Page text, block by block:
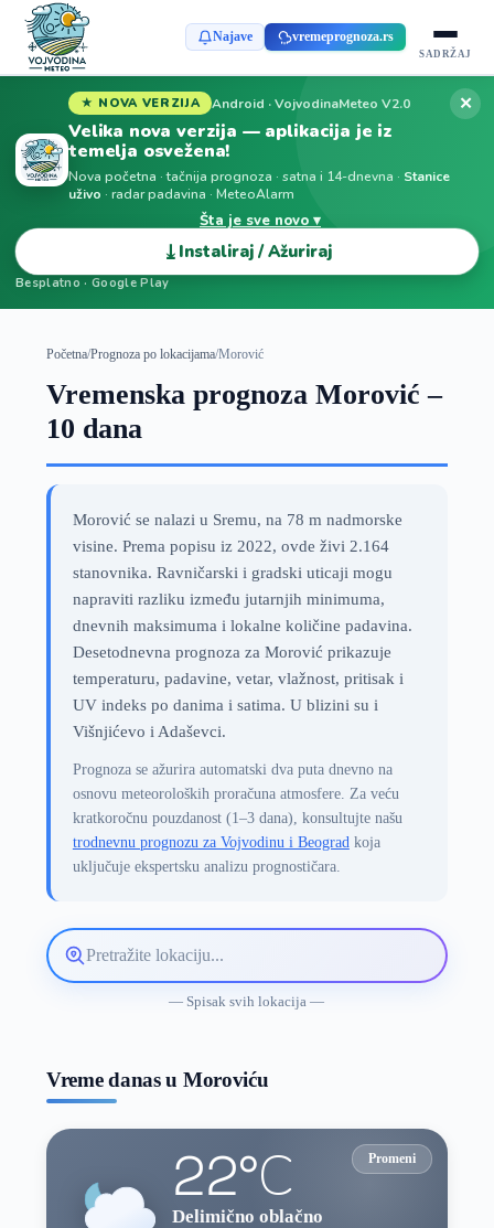
Najave vremeprognoza.rs
SADRŽAJ
★ NOVA VERZIJA Android · VojvodinaMeteo V2.0
Velika nova verzija — aplikacija je iz
temelja osvežena!
Nova početna · tačnija prognoza · satna i 14-dnevna · Stanice
uživo · radar padavina · MeteoAlarm
Šta je sve novo ▾
⤓ Instaliraj / Ažuriraj
Besplatno · Google Play
✕
Početna/Prognoza po lokacijama/Morović
Vremenska prognoza Morović –
10 dana
Morović se nalazi u Sremu, na 78 m nadmorske
visine. Prema popisu iz 2022, ovde živi 2.164
stanovnika. Ravničarski i gradski uticaji mogu
napraviti razliku između jutarnjih minimuma,
dnevnih maksimuma i lokalne količine padavina.
Desetodnevna prognoza za Morović prikazuje
temperaturu, padavine, vetar, vlažnost, pritisak i
UV indeks po danima i satima. U blizini su i
Višnjićevo i Adaševci.
Prognoza se ažurira automatski dva puta dnevno na
osnovu meteoroloških proračuna atmosfere. Za veću
kratkoročnu pouzdanost (1–3 dana), konsultujte našu
trodnevnu prognozu za Vojvodinu i Beogradkoja
uključuje ekspertsku analizu prognostičara.
Pretražite
lokaciju
— Spisak svih lokacija —
Vreme danas u Moroviću
Promeni
22°C
Delimično oblačno